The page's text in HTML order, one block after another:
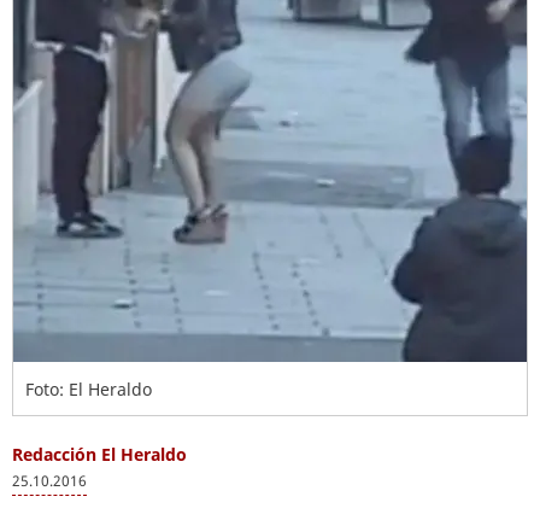
Foto: El Heraldo
Redacción El Heraldo
25.10.2016